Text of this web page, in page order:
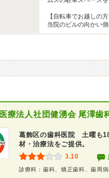
【自転車でお越しの
当院のビルの向かい
医療法人社団健湧会 尾澤歯
葛飾区の歯科医院 土曜も
材・治療法をご提供。
3.10
診療科：歯科、矯正歯科、歯周